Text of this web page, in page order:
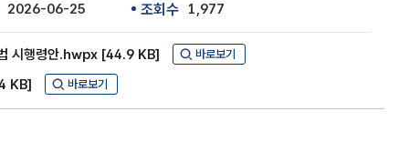
2026-06-25 조회수 1,977
시행령안.hwpx [44.9 KB] 바로보기
KB] 바로보기